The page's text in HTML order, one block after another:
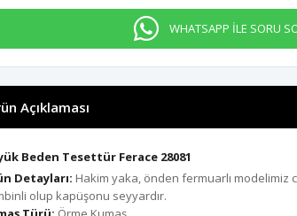
WHATSAPP İLE SORU
Açıklaması
Beden Tesettür Ferace 28081
Detayları: Hakim yaka, önden fermuarlı modelimiz
olup kapüşonu seyyardır.